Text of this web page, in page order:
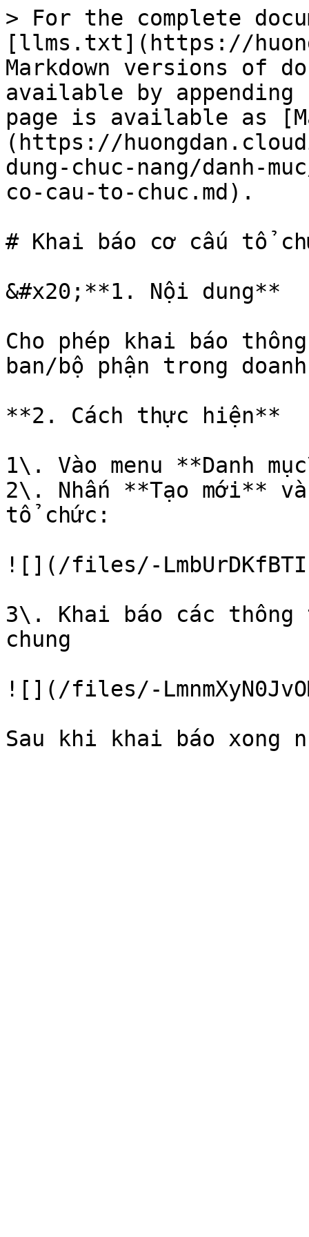
> For the complete
[llms.txt](https://
Markdown versions of
available by
page is available as
(https://
dung-chuc-nang/danh-
co-cau-to-chuc.md).
# Khai báo cơ cấu tổ
&#x20;**1. Nội dung**
Cho phép khai báo
ban/bộ phận trong
**2. Cách thực hiện**
1\. Vào menu **Danh
2\. Nhấn **Tạo mới**
tổ chức:
![](/files/-
3\. Khai báo các
chung
![](/files/-